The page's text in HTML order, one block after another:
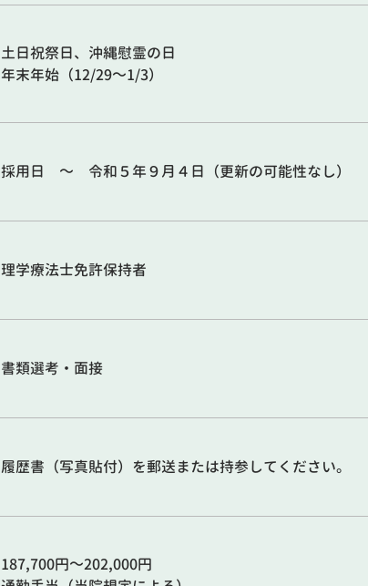
土日祝祭日、沖縄慰霊の日
年末年始（12/29～1/3）
採用日 ～ 令和５年９月４日（更新の可能性なし）
理学療法士免許保持者
書類選考・面接
履歴書（写真貼付）を郵送または持参してください。
187,700円～202,000円